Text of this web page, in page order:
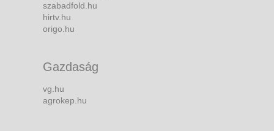
szabadfold.hu
hirtv.hu
origo.hu
Gazdaság
vg.hu
agrokep.hu